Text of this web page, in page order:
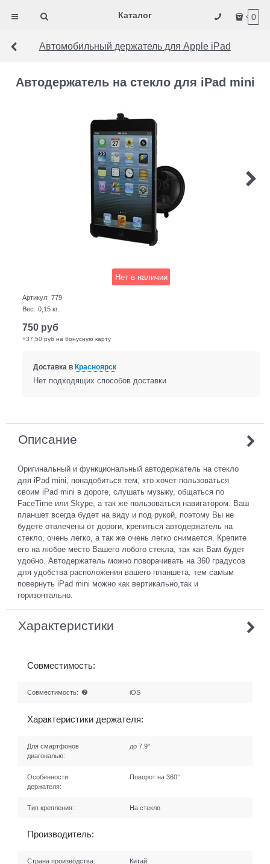
Каталог 0
Автомобильный держатель для Apple iPad
Автодержатель на стекло для iPad mini
Нет в наличии
Артикул: 779
Вес: 0,15 кг.
750 руб
+37,50 руб на бонусную карту
Доставка в Красноярск
Нет подходящих способов доставки
Описание
Оригинальный и функциональный автодержатель на стекло
для iPad mini, понадобиться тем, кто хочет пользоваться
своим iPad mini в дороге, слушать музыку, общаться по
FaceTime или Skype, а так же пользоваться навигатором. Ваш
планшет всегда будет на виду и под рукой, поэтому Вы не
будете отвлечены от дороги, крепиться автодержатель на
стекло, очень легко, а так же очень легко снимается. Крепите
его на любое место Вашего лобого стекла, так как Вам будет
удобно. Автодержатель можно поворачивать на 360 градусов
для удобства расположения вашего планшета, тем самым
повернуть iPad mini можно как вертикально,так и
горизонтально.
Характеристики
Совместимость:
Совместимость: iOS
Характеристики держателя:
Для смартфонов
диагональю:
до 7.9"
Особенности
держателя:
Поворот на 360°
Тип крепления: На стекло
Производитель:
Страна производства: Китай